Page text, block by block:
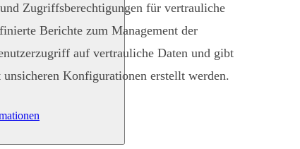
Zugriffsberechtigungen für vertrauliche
Berichte zum Management der
auf vertrauliche Daten und gibt
Konfigurationen erstellt werden.